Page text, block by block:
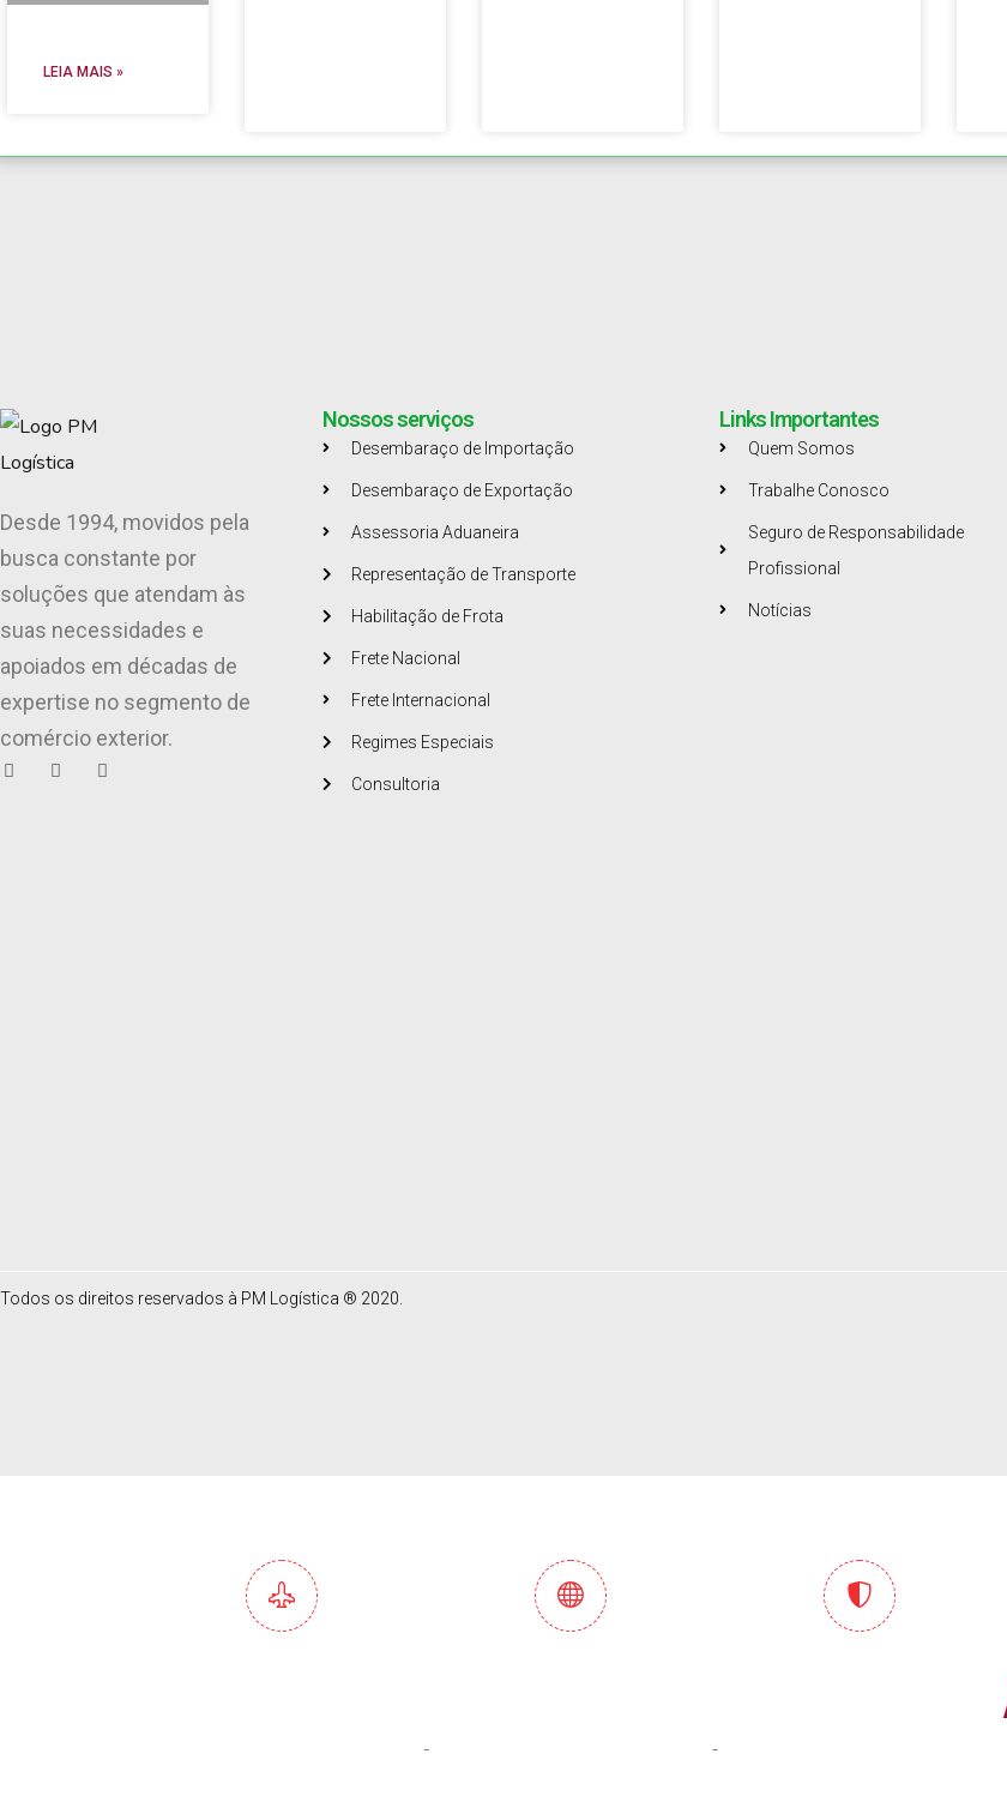
LEIA MAIS »
Desde 1994, movidos pela
busca constante por
soluções que atendam às
suas necessidades e
apoiados em décadas de
expertise no segmento de
comércio exterior.
Nossos serviços
Desembaraço de Importação
Desembaraço de Exportação
Assessoria Aduaneira
Representação de Transporte
Habilitação de Frota
Frete Nacional
Frete Internacional
Regimes Especiais
Consultoria
Links Importantes
Quem Somos
Trabalhe Conosco
Seguro de Responsabilidade
Profissional
Notícias
Todos os direitos reservados à PM Logística ® 2020.